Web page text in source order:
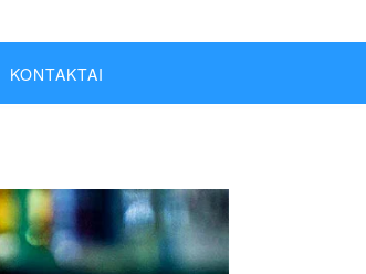
KONTAKTAI